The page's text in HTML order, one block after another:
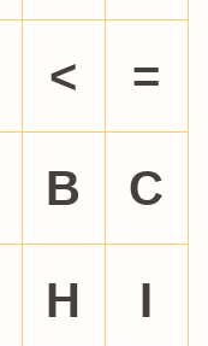
< =
B C
H I